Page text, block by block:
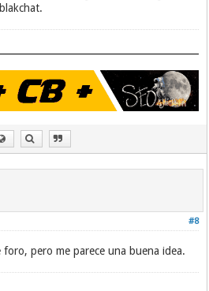
#8
foro, pero me parece una buena idea.